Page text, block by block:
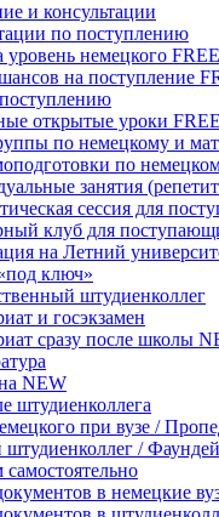
и консультации
по поступлению
уровень немецкого FREE
на поступление
открытые уроки FREE
по немецкому и
по
занятия
сессия для
клуб для
на Летний
ключ»
штудиенколлег
и госэкзамен
сразу после школы
NEW
штудиенколлега
при вузе /
штудиенколлег /
в немецкие